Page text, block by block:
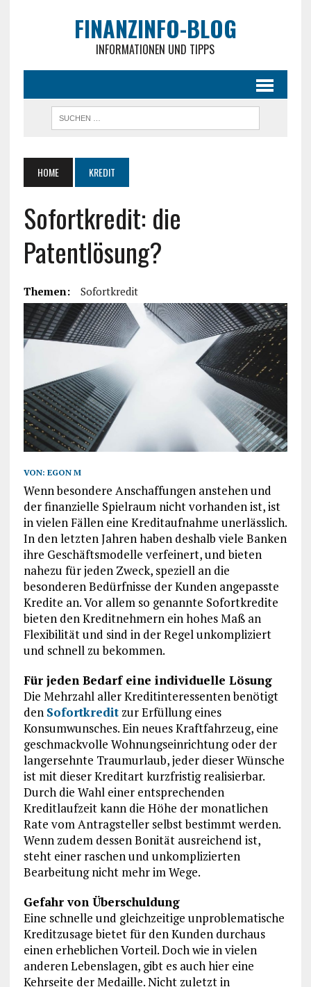
FINANZINFO-BLOG
INFORMATIONEN UND TIPPS
HOME KREDIT
Sofortkredit: die
Patentlösung?
Themen: Sofortkredit
VON: EGON M
Wenn besondere Anschaffungen anstehen und
der finanzielle Spielraum nicht vorhanden ist, ist
in vielen Fällen eine Kreditaufnahme unerlässlich.
In den letzten Jahren haben deshalb viele Banken
ihre Geschäftsmodelle verfeinert, und bieten
nahezu für jeden Zweck, speziell an die
besonderen Bedürfnisse der Kunden angepasste
Kredite an. Vor allem so genannte Sofortkredite
bieten den Kreditnehmern ein hohes Maß an
Flexibilität und sind in der Regel unkompliziert
und schnell zu bekommen.
Für jeden Bedarf eine individuelle Lösung
Die Mehrzahl aller Kreditinteressenten benötigt
den Sofortkreditzur Erfüllung eines
Konsumwunsches. Ein neues Kraftfahrzeug, eine
geschmackvolle Wohnungseinrichtung oder der
langersehnte Traumurlaub, jeder dieser Wünsche
ist mit dieser Kreditart kurzfristig realisierbar.
Durch die Wahl einer entsprechenden
Kreditlaufzeit kann die Höhe der monatlichen
Rate vom Antragsteller selbst bestimmt werden.
Wenn zudem dessen Bonität ausreichend ist,
steht einer raschen und unkomplizierten
Bearbeitung nicht mehr im Wege.
Gefahr von Überschuldung
Eine schnelle und gleichzeitige unproblematische
Kreditzusage bietet für den Kunden durchaus
einen erheblichen Vorteil. Doch wie in vielen
anderen Lebenslagen, gibt es auch hier eine
Kehrseite der Medaille. Nicht zuletzt in